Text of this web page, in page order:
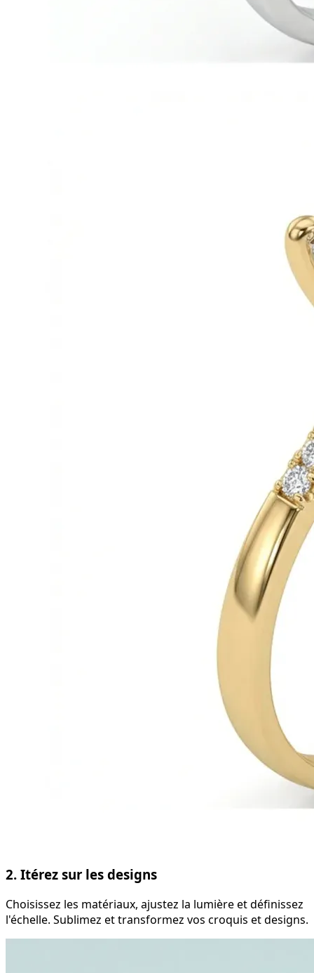
2. Itérez sur les designs
Choisissez les matériaux, ajustez la lumière et définissez
l'échelle. Sublimez et transformez vos croquis et designs.